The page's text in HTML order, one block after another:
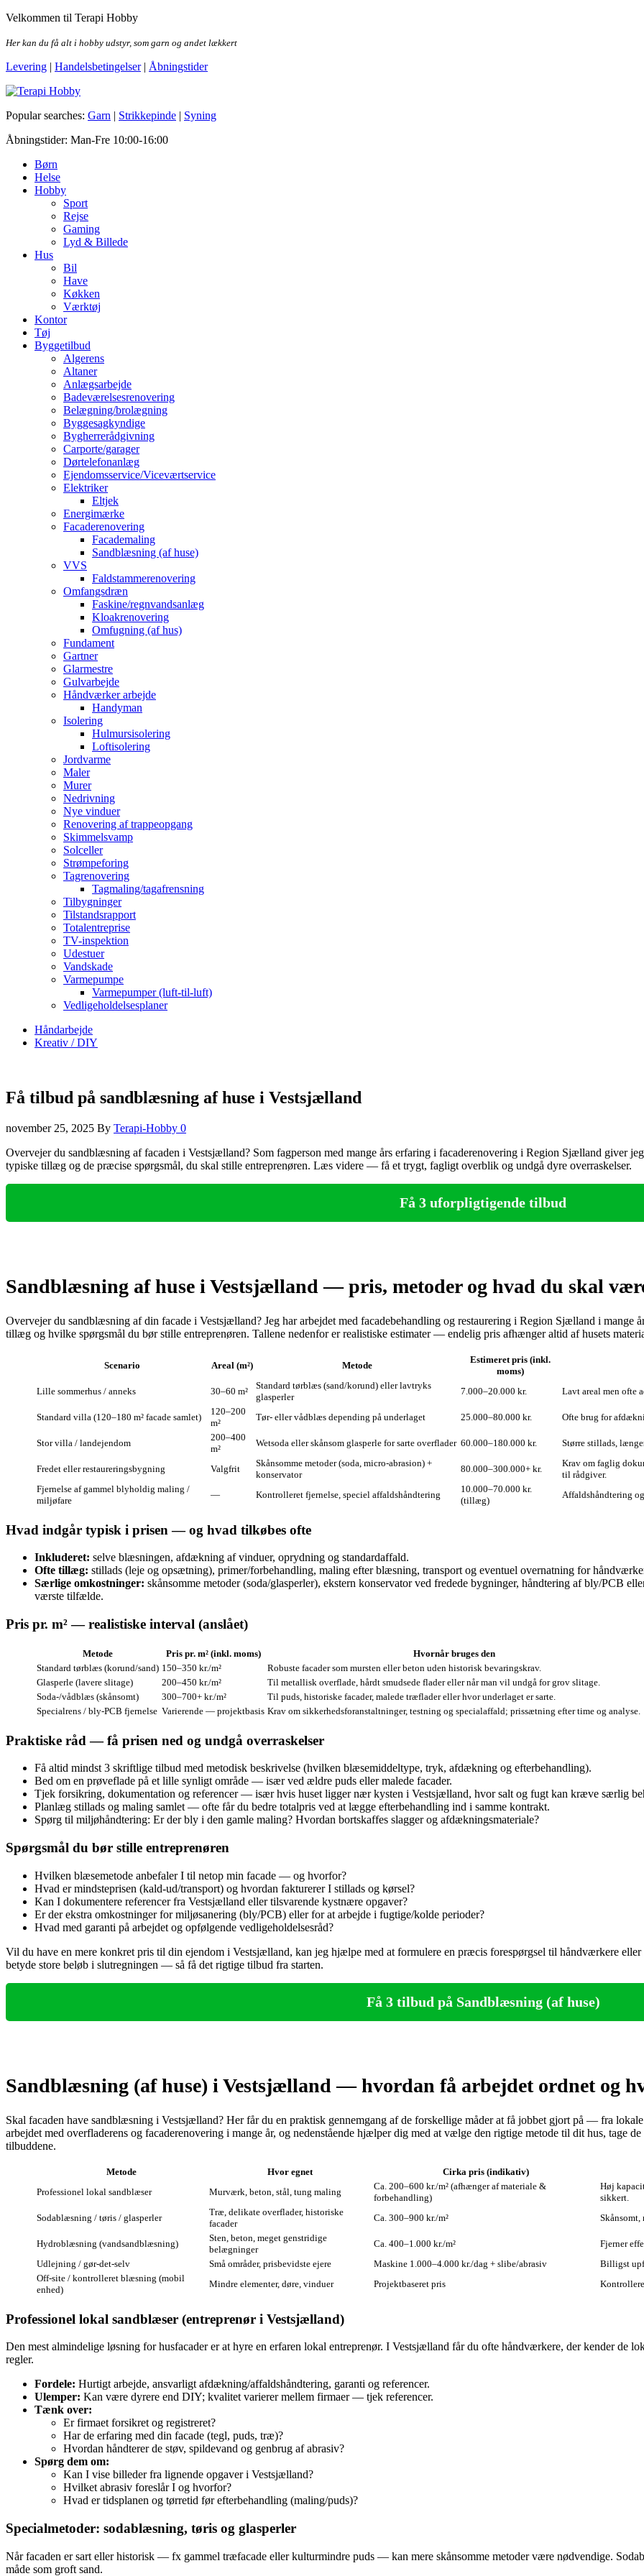
Skip
the
Velkommen til Terapi Hobby
Her kan du få alt i hobby udstyr, som garn og andet lækkert
Levering | Handelsbetingelser| Åbningstider
Terapi Hobby
Popular searches: Garn | Strikkepinde | Syning
Åbningstider: Man-Fre 10:00-16:00
Børn
Helse
Hobby
Sport
Rejse
Gaming
Lyd & Billede
Hus
Bil
Have
Køkken
Værktøj
Kontor
Tøj
Byggetilbud
Algerens
Altaner
Anlægsarbejde
Badeværelsesrenovering
Belægning/brolægning
Byggesagkyndige
Bygherrerådgivning
Carporte/garager
Dørtelefonanlæg
Ejendomsservice/Viceværtservice
Elektriker
Eltjek
Energimærke
Facaderenovering
Facademaling
Sandblæsning (af huse)
VVS
Faldstammerenovering
Omfangsdræn
Faskine/regnvandsanlæg
Kloakrenovering
Omfugning (af hus)
Fundament
Gartner
Glarmestre
Gulvarbejde
Håndværker arbejde
Handyman
Isolering
Hulmursisolering
Loftisolering
Jordvarme
Maler
Murer
Nedrivning
Nye vinduer
Renovering af trappeopgang
Skimmelsvamp
Solceller
Strømpeforing
Tagrenovering
Tagmaling/tagafrensning
Tilbygninger
Tilstandsrapport
Totalentreprise
TV-inspektion
Udestuer
Vandskade
Varmepumpe
Varmepumper (luft-til-luft)
Vedligeholdelsesplaner
Håndarbejde
Kreativ / DIY
Få tilbud på sandblæsning af huse i Vestsjælland
november 25, 2025 By Terapi-Hobby 0
Overvejer du sandblæsning af facaden i Vestsjælland? Som fagperson med mange års erfaring i facaderenovering i Region Sjælland giver
typiske tillæg og de præcise spørgsmål, du skal stille entreprenøren. Læs videre — få et trygt, fagligt overblik og undgå dyre overraskelser.
Få 3 uforpligtigende tilbud
Sandblæsning af huse i Vestsjælland — pris, metoder og hvad du skal
Overvejer du sandblæsning af din facade i Vestsjælland? Jeg har arbejdet med facadebehandling og restaurering i Region Sjælland i mange
tillæg og hvilke spørgsmål du bør stille entreprenøren. Tallene nedenfor er realistiske estimater — endelig pris afhænger altid af husets
Scenario Areal (m²) Metode
Estimeret pris (inkl.
moms)
Lille sommerhus / anneks 30–60 m²
Standard tørblæs (sand/korund) eller lavtryks
glasperler
7.000–20.000 kr. Lavt areal men ofte
Standard villa (120–180 m² facade samlet)
120–200
m²
Tør- eller vådblæs depending på underlaget 25.000–80.000 kr. Ofte brug for
Stor villa / landejendom
200–400
m²
Wetsoda eller skånsom glasperle for sarte overflader 60.000–180.000 kr. Større stillads,
Fredet eller restaureringsbygning Valgfrit
Skånsomme metoder (soda, micro‑abrasion) +
konservator
80.000–300.000+ kr.
Krav om faglig
til rådgiver.
Fjernelse af gammel blyholdig maling /
miljøfare
— Kontrolleret fjernelse, speciel affaldshåndtering
10.000–70.000 kr.
(tillæg)
Affaldshåndtering
Hvad indgår typisk i prisen — og hvad tilkøbes ofte
Inkluderet: selve blæsningen, afdækning af vinduer, oprydning og standardaffald.
Ofte tillæg: stillads (leje og opsætning), primer/forbehandling, maling efter blæsning, transport og eventuel overnatning for
Særlige omkostninger: skånsomme metoder (soda/glasperler), ekstern konservator ved fredede bygninger, håndtering af bly/PCB
værste tilfælde.
Pris pr. m² — realistiske interval (anslået)
Metode Pris pr. m² (inkl. moms)
Hvornår bruges den
Standard tørblæs (korund/sand) 150–350 kr./m²
Robuste facader som mursten eller beton uden historisk bevaringskrav.
Glasperle (lavere slitage)
200–450 kr./m²
Til metallisk overflade, hårdt smudsede flader eller når man vil undgå for grov slitage.
Soda‑/vådblæs (skånsomt)
300–700+ kr./m²
Til puds, historiske facader, malede træflader eller hvor underlaget er sarte.
Specialrens / bly‑PCB fjernelse Varierende — projektbasis Krav om sikkerhedsforanstaltninger, testning og specialaffald; prissætning efter time og analyse.
Praktiske råd — få prisen ned og undgå overraskelser
Få altid mindst 3 skriftlige tilbud med metodisk beskrivelse (hvilken blæsemiddeltype, tryk, afdækning og efterbehandling).
Bed om en prøveflade på et lille synligt område — især ved ældre puds eller malede facader.
Tjek forsikring, dokumentation og referencer — især hvis huset ligger nær kysten i Vestsjælland, hvor salt og fugt kan kræve særlig
Planlæg stillads og maling samlet — ofte får du bedre totalpris ved at lægge efterbehandling ind i samme kontrakt.
Spørg til miljøhåndtering: Er der bly i den gamle maling? Hvordan bortskaffes slagger og afdækningsmateriale?
Spørgsmål du bør stille entreprenøren
Hvilken blæsemetode anbefaler I til netop min facade — og hvorfor?
Hvad er mindsteprisen (kald-ud/transport) og hvordan fakturerer I stillads og kørsel?
Kan I dokumentere referencer fra Vestsjælland eller tilsvarende kystnære opgaver?
Er der ekstra omkostninger for miljøsanering (bly/PCB) eller for at arbejde i fugtige/kolde perioder?
Hvad med garanti på arbejdet og opfølgende vedligeholdelsesråd?
Vil du have en mere konkret pris til din ejendom i Vestsjælland, kan jeg hjælpe med at formulere en præcis forespørgsel til håndværkere
betyde store beløb i slutregningen — så få det rigtige tilbud fra starten.
Få 3 tilbud på Sandblæsning (af huse)
Sandblæsning (af huse) i Vestsjælland — hvordan få arbejdet ordnet og
Skal facaden have sandblæsning i Vestsjælland? Her får du en praktisk gennemgang af de forskellige måder at få jobbet gjort på — fra
arbejdet med overfladerens og facaderenovering i mange år, og nedenstående hjælper dig med at vælge den rigtige metode til dit hus, tage
tilbuddene.
Metode Hvor egnet Cirka pris (indikativ)
Professionel lokal sandblæser
Murværk, beton, stål, tung maling
Ca. 200–600 kr./m² (afhænger af materiale &
forbehandling)
Høj
sikkert.
Sodablæsning / tøris / glasperler
Træ, delikate overflader, historiske
facader
Ca. 300–900 kr./m² Skånsomt,
Hydroblæsning (vandsandblæsning)
Sten, beton, meget genstridige
belægninger
Ca. 400–1.000 kr./m²
Fjerner
Udlejning / gør‑det‑selv
Små områder, prisbevidste ejere Maskine 1.000–4.000 kr./dag + slibe/abrasiv
Billigst
Off‑site / kontrolleret blæsning (mobil
enhed)
Mindre elementer, døre, vinduer Projektbaseret pris
Professionel lokal sandblæser (entreprenør i Vestsjælland)
Den mest almindelige løsning for husfacader er at hyre en erfaren lokal entreprenør. I Vestsjælland får du ofte håndværkere, der kender de
regler.
Fordele: Hurtigt arbejde, ansvarligt afdækning/affaldshåndtering, garanti og referencer.
Ulemper: Kan være dyrere end DIY; kvalitet varierer mellem firmaer — tjek referencer.
Tænk over:
Er firmaet forsikret og registreret?
Har de erfaring med din facade (tegl, puds, træ)?
Hvordan håndterer de støv, spildevand og genbrug af abrasiv?
Spørg dem om:
Kan I vise billeder fra lignende opgaver i Vestsjælland?
Hvilket abrasiv foreslår I og hvorfor?
Hvad er tidsplanen og tørretid før efterbehandling (maling/­puds)?
Specialmetoder: sodablæsning, tøris og glasperler
Når facaden er sart eller historisk — fx gammel træfacade eller kulturmindre puds — kan mere skånsomme metoder være nødvendige.
måde som groft sand.